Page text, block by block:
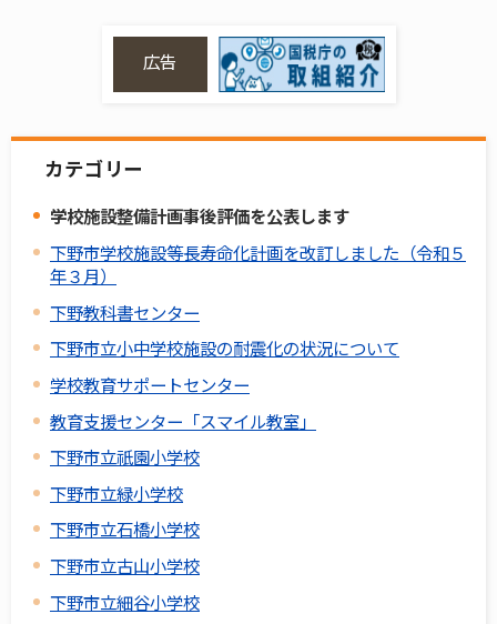
広告
カテゴリー
学校施設整備計画事後評価を公表します
下野市学校施設等長寿命化計画を改訂しました（令和５
年３月）
下野教科書センター
下野市立小中学校施設の耐震化の状況について
学校教育サポートセンター
教育支援センター「スマイル教室」
下野市立祇園小学校
下野市立緑小学校
下野市立石橋小学校
下野市立古山小学校
下野市立細谷小学校